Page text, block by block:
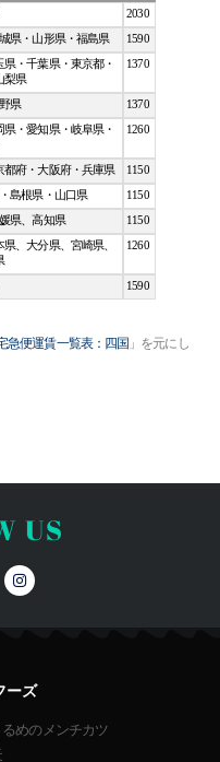
2030
県・山形県・福島県
1590
・千葉県・東京都・
梨県
1370
県
1370
・愛知県・岐阜県・
1260
都府・大阪府・兵庫県
1150
島根県・山口県
1150
県、高知県
1150
、大分県、宮崎県、
1260
1590
急便運賃一覧表：四国 」を元にし
US
I
n
s
a
m
ーズ
めのメンチカツ